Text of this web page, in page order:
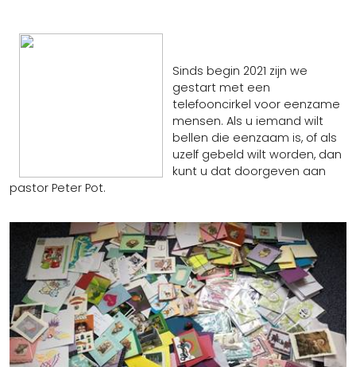
Sinds begin 2021 zijn we
gestart met een
telefooncirkel voor eenzame
mensen. Als u iemand wilt
bellen die eenzaam is, of als
uzelf gebeld wilt worden, dan
kunt u dat doorgeven aan
pastor Peter Pot.